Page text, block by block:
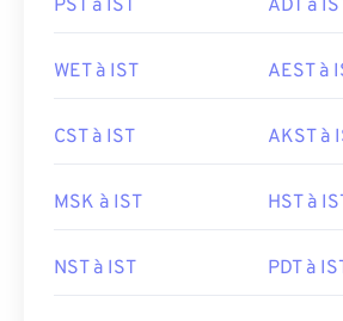
PST à IST ADT à
WET à IST AEST à
CST à IST AKST à
MSK à IST HST à
NST à IST PDT à